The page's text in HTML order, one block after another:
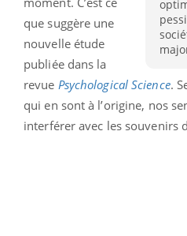
que suggère une
nouvelle étude
publiée dans la
revue Psychological Science.
qui en sont à l’origine, nos
interférer avec les souvenirs